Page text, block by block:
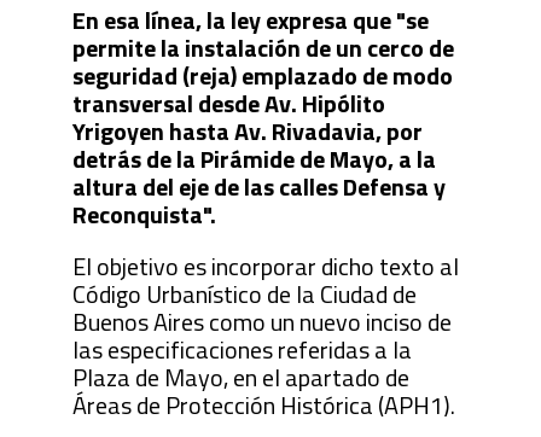
En esa línea, la ley expresa que "se
permite la instalación de un cerco de
seguridad (reja) emplazado de modo
transversal desde Av. Hipólito
Yrigoyen hasta Av. Rivadavia, por
detrás de la Pirámide de Mayo, a la
altura del eje de las calles Defensa y
Reconquista".
El objetivo es incorporar dicho texto al
Código Urbanístico de la Ciudad de
Buenos Aires como un nuevo inciso de
las especificaciones referidas a la
Plaza de Mayo, en el apartado de
Áreas de Protección Histórica (APH1).